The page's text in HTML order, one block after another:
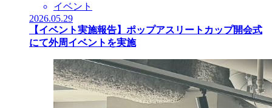
イベント
2026.05.29
【イベント実施報告】ポップアスリートカップ開会式
にて外周イベントを実施